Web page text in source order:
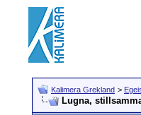
Kalimera Grekland >
Lugna,